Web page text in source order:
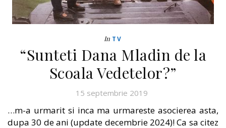
In TV
“Sunteti Dana Mladin de la
Scoala Vedetelor?”
15 septembrie 2019
…m-a urmarit si inca ma urmareste asocierea asta,
dupa 30 de ani (update decembrie 2024)! Ca sa citez